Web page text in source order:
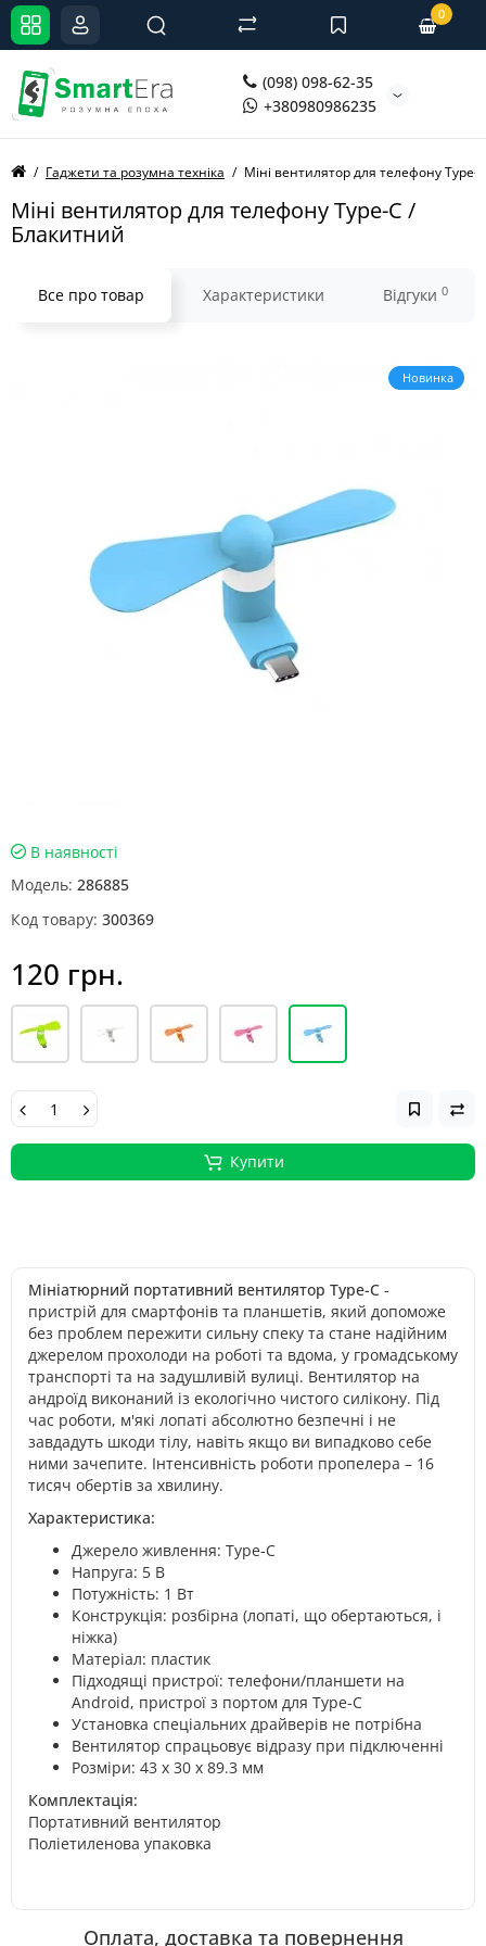
(098) 098-62-35
+380980986235
0
Гаджети та розумна техніка Міні вентилятор для телефону Type-
Міні вентилятор для телефону Type-C /
Блакитний
Все про товар Характеристики Відгуки 0
Новинка
В наявності
Модель: 286885
Код товару: 300369
120 грн.
Купити
Мініатюрний портативний вентилятор Type-C -
пристрій для смартфонів та планшетів, який допоможе
без проблем пережити сильну спеку та стане надійним
джерелом прохолоди на роботі та вдома, у громадському
транспорті та на задушливій вулиці. Вентилятор на
андроїд виконаний із екологічно чистого силікону. Під
час роботи, м'які лопаті абсолютно безпечні і не
завдадуть шкоди тілу, навіть якщо ви випадково себе
ними зачепите. Інтенсивність роботи пропелера – 16
тисяч обертів за хвилину.
Характеристика:
Джерело живлення: Type-C
Напруга: 5 В
Потужність: 1 Вт
Конструкція: розбірна (лопаті, що обертаються, і
ніжка)
Матеріал: пластик
Підходящі пристрої: телефони/планшети на
Android, пристрої з портом для Type-C
Установка спеціальних драйверів не потрібна
Вентилятор спрацьовує відразу при підключенні
Розміри: 43 х 30 х 89.3 мм
Комплектація:
Портативний вентилятор
Поліетиленова упаковка
Оплата, доставка та повернення